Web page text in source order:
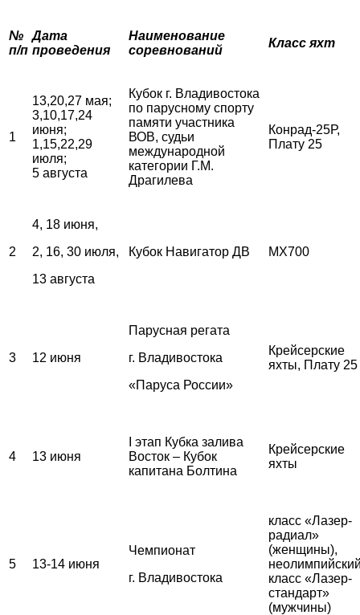
№
п/п
Дата
проведения
Наименование
соревнований
Класс яхт
1
13,20,27 мая;
3,10,17,24
июня;
1,15,22,29
июля;
5 августа
Кубок г. Владивостока
по парусному спорту
памяти участника
ВОВ, судьи
международной
категории Г.М.
Драгилева
Конрад-25Р,
Плату 25
2
4, 18 июня,
2, 16, 30 июля,
13 августа
Кубок Навигатор ДВ MX700
3 12 июня
Парусная регата
г. Владивостока
«Паруса России»
Крейсерские
яхты, Плату 25
4 13 июня
I этап Кубка залива
Восток – Кубок
капитана Болтина
Крейсерские
яхты
5 13-14 июня
Чемпионат
г. Владивостока
класс «Лазер-
радиал»
(женщины),
класс «Лазер-
стандарт»
(мужчины)